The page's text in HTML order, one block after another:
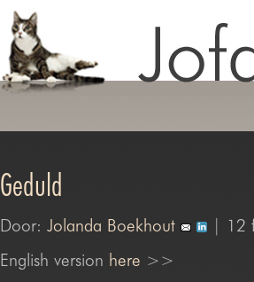
Geduld
Door: Jolanda Boekhout | 12
English version here >>